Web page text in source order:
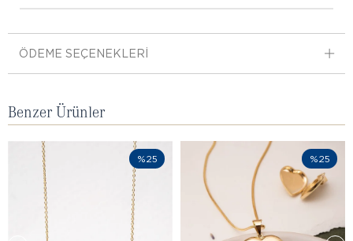
ÖDEME SEÇENEKLERI
Benzer Ürünler
%25 %25